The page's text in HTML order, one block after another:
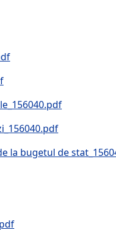
la bugetul de